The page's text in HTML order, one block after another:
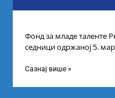
Фонд за младе таленте
седници одржаној 5.
Сазнај више »